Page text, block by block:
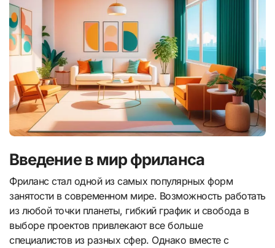
Введение в мир фриланса
Фриланс стал одной из самых популярных форм
занятости в современном мире. Возможность работать
из любой точки планеты, гибкий график и свобода в
выборе проектов привлекают все больше
специалистов из разных сфер. Однако вместе с